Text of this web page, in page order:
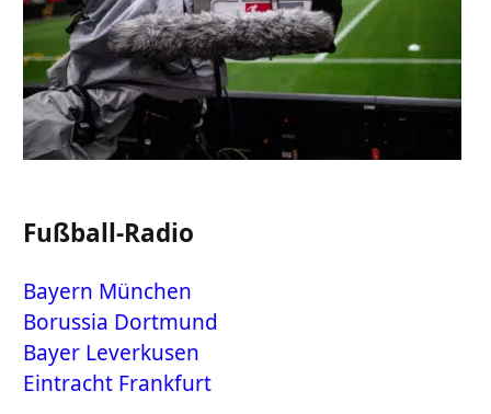
Fußball-Radio
Bayern München
Borussia Dortmund
Bayer Leverkusen
Eintracht Frankfurt